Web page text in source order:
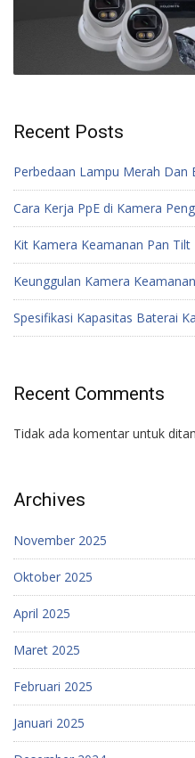
Recent Posts
Perbedaan Lampu Merah Dan
Cara Kerja PpE di Kamera
Kit Kamera Keamanan Pan Tilt
Keunggulan Kamera
Spesifikasi Kapasitas Baterai
Recent Comments
Tidak ada komentar untuk
Archives
November 2025
Oktober 2025
April 2025
Maret 2025
Februari 2025
Januari 2025